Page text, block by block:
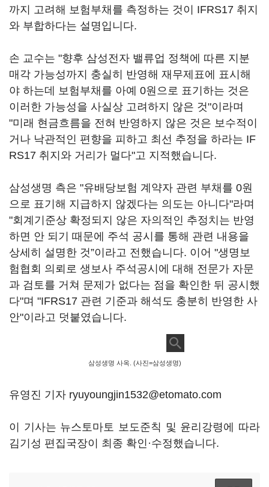
까지 고려해 보험부채를 측정하는 것이 IFRS17 취지
와 부합하다는 설명입니다.
손 교수는 "향후 삼성전자 밸류업 정책에 따른 지분
매각 가능성까지 충실히 반영해 재무제표에 표시해
야 하는데 보험부채를 아예 0원으로 표기하는 것은
이러한 가능성을 사실상 고려하지 않은 것"이라며
"미래 현금흐름을 전혀 반영하지 않은 것은 보수적이
거나 낙관적인 편향을 피하고 최선 추정을 하라는 IF
RS17 취지와 거리가 멀다"고 지적했습니다.
삼성생명 측은 "유배당보험 계약자 관련 부채를 0원
으로 표기해 지급하지 않겠다는 의도는 아니다"라며
"회계기준상 확정되지 않은 자의적인 추정치는 반영
하면 안 되기 때문에 주석 공시를 통해 관련 내용을
상세히 설명한 것”이라고 전했습니다. 이어 "생명보
험협회 의뢰로 생보사 주석공시에 대해 전문가 자문
과 검토를 거쳐 문제가 없다는 점을 확인한 뒤 공시했
다"며 "IFRS17 관련 기준과 해석도 충분히 반영한 사
안"이라고 덧붙였습니다.
삼성생명 사옥. (사진=삼성생명)
유영진 기자 ryuyoungjin1532@etomato.com
이 기사는 뉴스토마토 보도준칙 및 윤리강령에 따라
김기성 편집국장이 최종 확인·수정했습니다.